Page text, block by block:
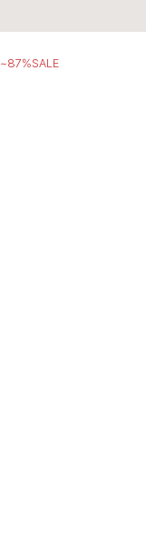
~87%SALE